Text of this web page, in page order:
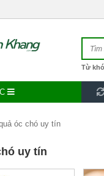
Từ
óc chó uy tín
uy tín